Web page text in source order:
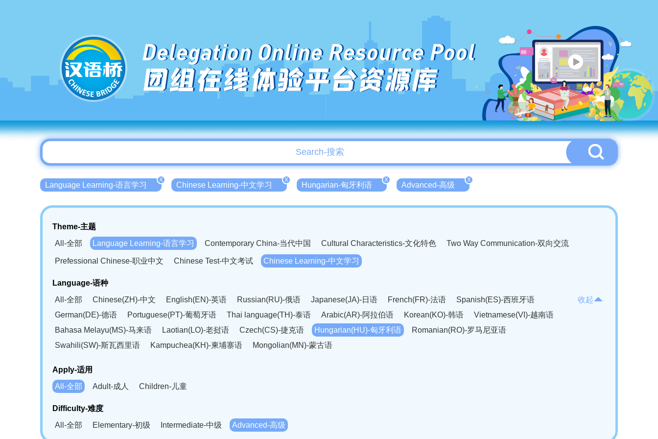
Delegation Online Resource Pool
团组在线体验平台资源库
Language Learning-语言学习
X
Chinese Learning-中文学习
X
Hungarian-匈牙利语
X
Advanced-高级
X
Theme-主题
All-全部
Language Learning-语言学习 Contemporary China-当代中国 Cultural Characteristics-文化特色 Two Way Communication-双向交流
Prefessional Chinese-职业中文 Chinese Test-中文考试 Chinese Learning-中文学习
Language-语种
All-全部
Chinese(ZH)-中文 English(EN)-英语 Russian(RU)-俄语 Japanese(JA)-日语 French(FR)-法语
Spanish(ES)-西班牙语
German(DE)-德语
Portuguese(PT)-葡萄牙语 Thai language(TH)-泰语 Arabic(AR)-阿拉伯语 Korean(KO)-韩语
Vietnamese(VI)-越南语
Bahasa Melayu(MS)-马来语
Laotian(LO)-老挝语 Czech(CS)-捷克语 Hungarian(HU)-匈牙利语
Romanian(RO)-罗马尼亚语
Swahili(SW)-斯瓦西里语
Kampuchea(KH)-柬埔寨语 Mongolian(MN)-蒙古语
收起
Apply-适用
All-全部
Adult-成人 Children-儿童
Difficulty-难度
All-全部
Elementary-初级 Intermediate-中级 Advanced-高级